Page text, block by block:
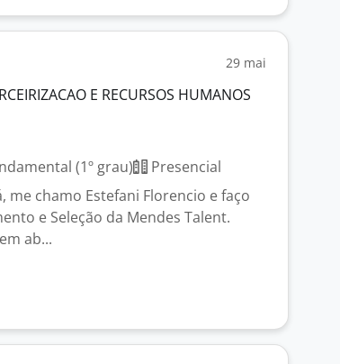
29 mai
E RECURSOS HUMANOS
(1º grau)
Presencial
me chamo Estefani Florencio e faço
e Seleção da Mendes Talent.
ab...